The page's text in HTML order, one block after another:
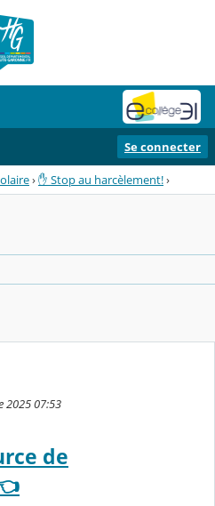
Se connecter
›✋ Stop au harcèlement!›
2025 07:53
de